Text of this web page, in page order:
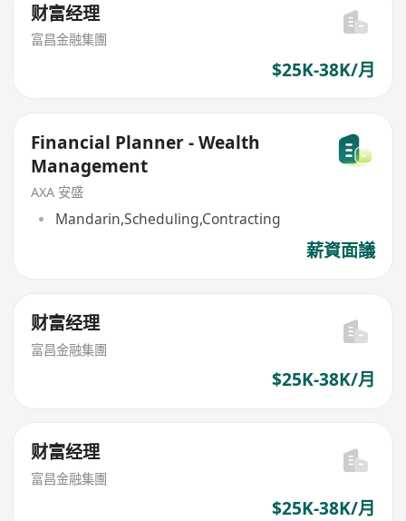
财富经理
富昌金融集團
$25K-38K/月
Financial Planner - Wealth
Management
AXA 安盛
Mandarin,Scheduling,Contracting
薪資面議
财富经理
富昌金融集團
$25K-38K/月
财富经理
富昌金融集團
$25K-38K/月